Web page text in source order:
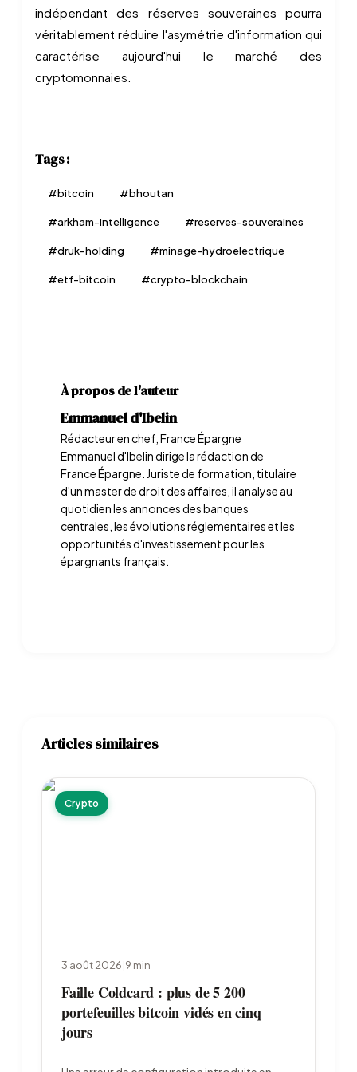
indépendant des réserves souveraines pourra
véritablement réduire l'asymétrie d'information qui
caractérise aujourd'hui le marché des
cryptomonnaies.
Tags :
#bitcoin #bhoutan
#arkham-intelligence #reserves-souveraines
#druk-holding #minage-hydroelectrique
#etf-bitcoin #crypto-blockchain
À propos de l'auteur
Emmanuel d'Ibelin
Rédacteur en chef, France Épargne
Emmanuel d'Ibelin dirige la rédaction de
France Épargne. Juriste de formation, titulaire
d'un master de droit des affaires, il analyse au
quotidien les annonces des banques
centrales, les évolutions réglementaires et les
opportunités d'investissement pour les
épargnants français.
Articles similaires
Crypto
3 août 2026|9 min
Faille Coldcard : plus de 5 200
portefeuilles bitcoin vidés en cinq
jours